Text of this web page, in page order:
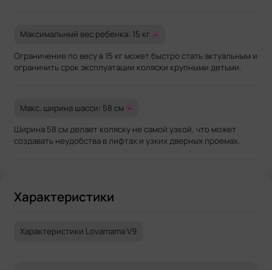
Максимальный вес ребенка: 15 кг -
Ограничение по весу в 15 кг может быстро стать актуальным и
ограничить срок эксплуатации коляски крупными детьми.
Макс. ширина шасси: 58 см -
Ширина 58 см делает коляску не самой узкой, что может
создавать неудобства в лифтах и узких дверных проемах.
Характеристики
Характеристики Lovamama V9